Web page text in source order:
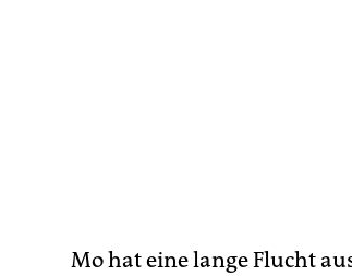
Mo hat eine lange Flucht